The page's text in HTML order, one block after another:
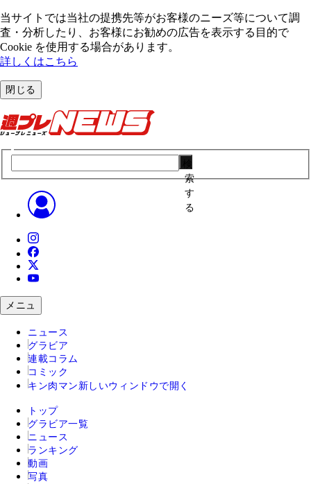
当サイトでは当社の提携先等がお客様のニーズ等について調
査・分析したり、お客様にお勧めの広告を表⽰する⽬的で
Cookie を使⽤する場合があります。
詳しくはこちら
閉じる
索
す
る
メニュ
ニュース
グラビア
連載コラム
コミック
キン肉マン 新しいウィンドウで開く
トップ
グラビア一覧
ニュース
ランキング
動画
写真